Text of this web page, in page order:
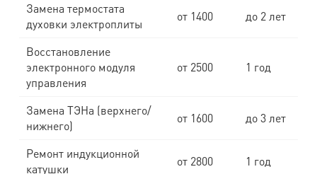
Замена термостата
духовки электроплиты
от 1400 до 2 лет
Восстановление
электронного модуля
управления
от 2500 1 год
Замена ТЭНа (верхнего/
нижнего)
от 1600 до 3 лет
Ремонт индукционной
катушки
от 2800 1 год